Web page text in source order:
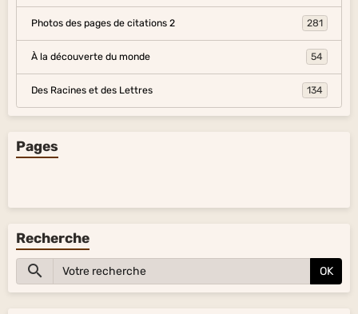
Photos des pages de citations 2 281
À la découverte du monde 54
Des Racines et des Lettres 134
Pages
Recherche
OK